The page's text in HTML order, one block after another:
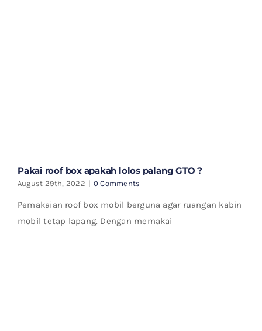
Pakai roof box apakah lolos palang GTO ?
August 29th, 2022 | 0 Comments
Pemakaian roof box mobil berguna agar ruangan kabin
mobil tetap lapang. Dengan memakai